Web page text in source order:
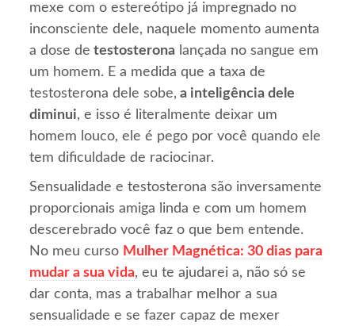
mexe com o estereótipo já impregnado no
inconsciente dele, naquele momento aumenta
a dose de testosterona lançada no sangue em
um homem. E a medida que a taxa de
testosterona dele sobe, a inteligência dele
diminui, e isso é literalmente deixar um
homem louco, ele é pego por você quando ele
tem dificuldade de raciocinar.
Sensualidade e testosterona são inversamente
proporcionais amiga linda e com um homem
descerebrado você faz o que bem entende.
No meu curso Mulher Magnética: 30 dias para
mudar a sua vida, eu te ajudarei a, não só se
dar conta, mas a trabalhar melhor a sua
sensualidade e se fazer capaz de mexer